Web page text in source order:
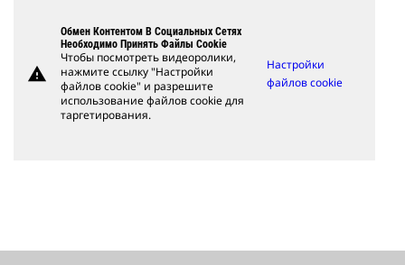
warning
Обмен Контентом В Социальных Сетях
Необходимо Принять Файлы Cookie
Чтобы посмотреть видеоролики,
нажмите ссылку "Настройки
файлов cookie" и разрешите
использование файлов cookie для
таргетирования.
Настройки
файлов cookie